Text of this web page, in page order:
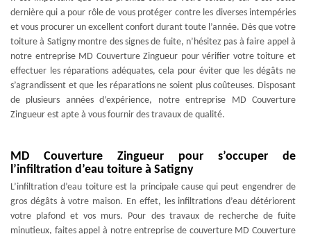
dernière qui a pour rôle de vous protéger contre les diverses intempéries
et vous procurer un excellent confort durant toute l’année. Dès que votre
toiture à Satigny montre des signes de fuite, n’hésitez pas à faire appel à
notre entreprise MD Couverture Zingueur pour vérifier votre toiture et
effectuer les réparations adéquates, cela pour éviter que les dégâts ne
s’agrandissent et que les réparations ne soient plus coûteuses. Disposant
de plusieurs années d’expérience, notre entreprise MD Couverture
Zingueur est apte à vous fournir des travaux de qualité.
MD Couverture Zingueur pour s’occuper de
l’infiltration d’eau toiture à Satigny
L’infiltration d’eau toiture est la principale cause qui peut engendrer de
gros dégâts à votre maison. En effet, les infiltrations d’eau détériorent
votre plafond et vos murs. Pour des travaux de recherche de fuite
minutieux, faites appel à notre entreprise de couverture MD Couverture